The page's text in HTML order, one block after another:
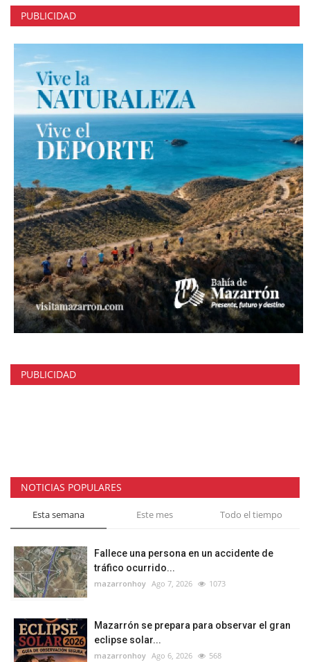
PUBLICIDAD
PUBLICIDAD
NOTICIAS POPULARES
Esta semana Este mes Todo el tiempo
Fallece una persona en un accidente de
tráfico ocurrido...
mazarronhoy Ago 7, 2026 1073
Mazarrón se prepara para observar el gran
eclipse solar...
mazarronhoy Ago 6, 2026 568